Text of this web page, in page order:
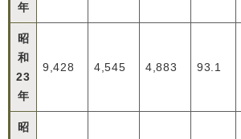
年
昭
和
23
年
9,428 4,545 4,883 93.1
昭